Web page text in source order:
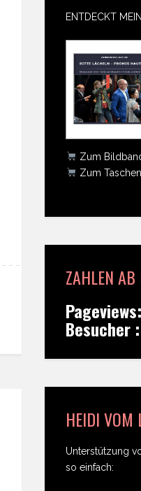
ENTDECKT
Zum
Zum
ZAHLEN
Pageviews:
Besucher :
HEIDI VOM
Unterstützung
so einfach: